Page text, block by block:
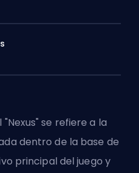
"Nexus" se refiere a la
dentro de la base de
principal del juego y